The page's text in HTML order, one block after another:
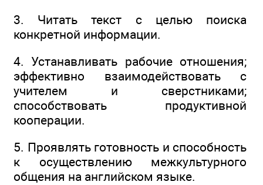
3. Читать текст с целью поиска
конкретной информации.
4. Устанавливать рабочие отношения;
эффективно взаимодействовать с
учителем и сверстниками;
способствовать продуктивной
кооперации.
5. Проявлять готовность и способность
к осуществлению межкультурного
общения на английском языке.